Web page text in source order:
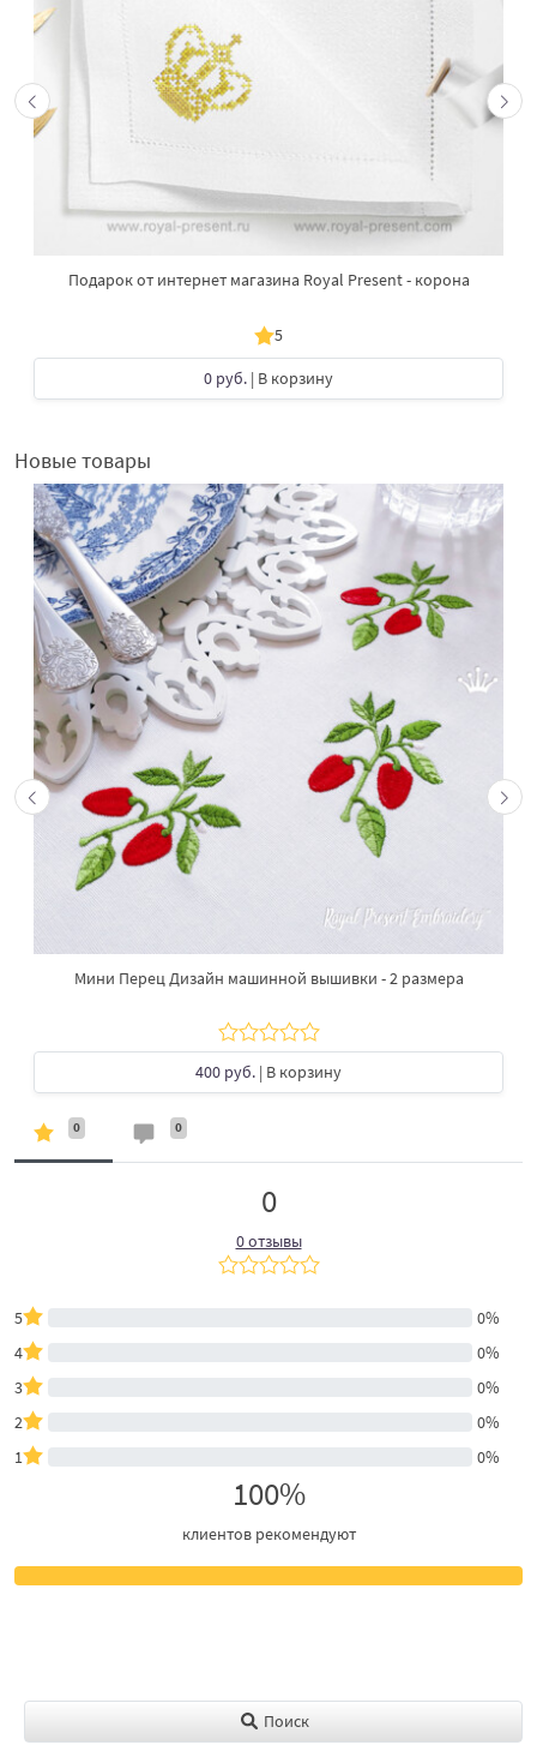
Подарок от интернет магазина Royal Present - корона
5
0 руб. | В корзину
Новые товары
Мини Перец Дизайн машинной вышивки - 2 размера
400 руб. | В корзину
0 0
0
0 отзывы
5
0%
4
0%
3
0%
2
0%
1
0%
100%
клиентов рекомендуют
Поиск